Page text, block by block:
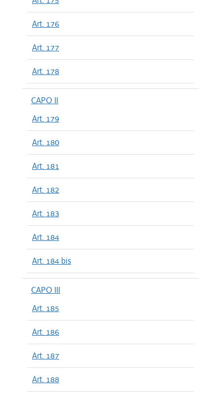
Art. 176
Art. 177
Art. 178
CAPO II
Art. 179
Art. 180
Art. 181
Art. 182
Art. 183
Art. 184
Art. 184 bis
CAPO III
Art. 185
Art. 186
Art. 187
Art. 188